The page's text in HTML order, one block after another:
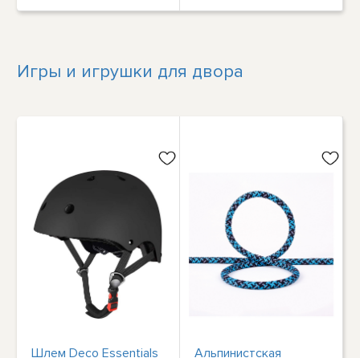
Игры и игрушки для двора
Шлем Deco Essentials
Альпинистская